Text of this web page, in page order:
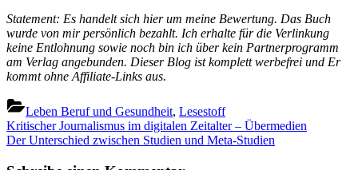
Statement: Es handelt sich hier um meine Bewertung. Das Buch
wurde von mir persönlich bezahlt. Ich erhalte für die Verlinkung
keine Entlohnung sowie noch bin ich über kein Partnerprogramm
am Verlag angebunden. Dieser Blog ist komplett werbefrei und Er
kommt ohne Affiliate-Links aus.
Leben Beruf und Gesundheit, Lesestoff
Beitragsnavigation
Previous
Post:
Kritischer Journalismus im digitalen Zeitalter – Übermedien
Next
Der Unterschied zwischen Studien und Meta-Studien